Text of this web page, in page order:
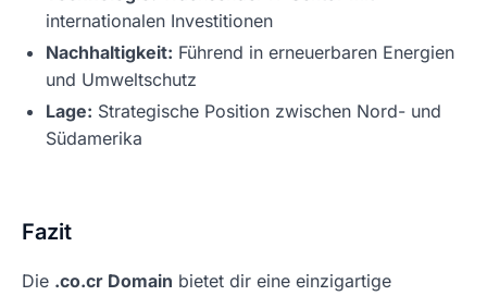
internationalen Investitionen
Nachhaltigkeit: Führend in erneuerbaren Energien
und Umweltschutz
Lage: Strategische Position zwischen Nord- und
Südamerika
Fazit
Die .co.cr Domain bietet dir eine einzigartige